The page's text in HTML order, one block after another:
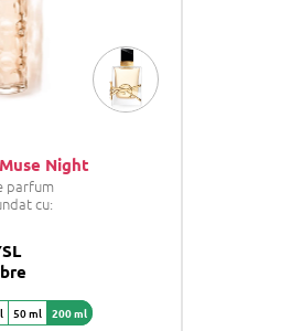
Night
parfum
cu:
50 ml 200 ml